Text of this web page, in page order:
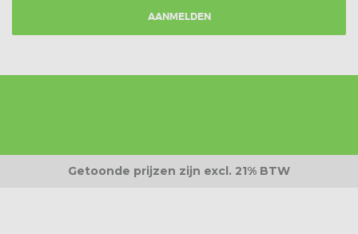
AANMELDEN
Getoonde prijzen zijn excl. 21% BTW